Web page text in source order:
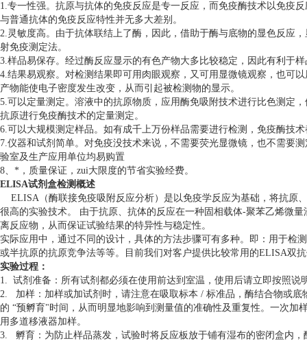
1.专一性强。抗原与抗体的免疫反应是专一反应，而免疫酶技术以免疫
与普通抗体的免疫反应特性并无多大差别。
2.灵敏度高。由于抗体联结上了酶，因此，借助于酶与底物的显色反应
射免疫测定法。
3.样品易保存。经过酶反应显示的有色产物大多比较稳定，因此有利于
4.结果易观察。对检测结果即可用肉眼观察，又可用显微镜观察，也可
产物能使电子密度发生改变，从而引起被检测物的显示。
5.可以定量测定。溶液中的抗原物质，应用酶免吸附技术进行比色测定
抗原进行免疫酶技术的定量测定。
6.可以大规模测定样品。如有成千上万份样品需要进行检测，免疫酶技
7.仪器和试剂简单。对免疫没技术来说，不需要荧光显微镜，也不需要
验室及生产应用单位均易购置
8、*，质量保证，zui大限度的节省实验经费。
ELISA试剂盒检测概述
ELISA（酶联接免疫吸附反应分析）是以免疫学反应为基础，将抗原
很高的实验技术。 由于抗原、抗体的反应在一种固相载体-聚苯乙烯微
离反应物，从而保证试验结果的特异性与稳定性。
实际应用中，通过不同的设计，具体的方法步骤可有多种。即：用于检
或半抗原的抗原竞争法等等。目前我们对客户提供比较常用的ELISA双
实验过程：
1. 试剂准备：所有试剂都必须在使用前达到室温，使用后请立即按照
2. 加样：加样或加试剂时，请注意在吸取标本 / 标准品，酶结合物或
的 “预孵育"时间，从而明显地影响到测量值的准确性及重复性。一次
用多道移液器加样。
3. 孵育：为防止样品蒸发，试验时将反应板放于铺有湿布的密闭盒内